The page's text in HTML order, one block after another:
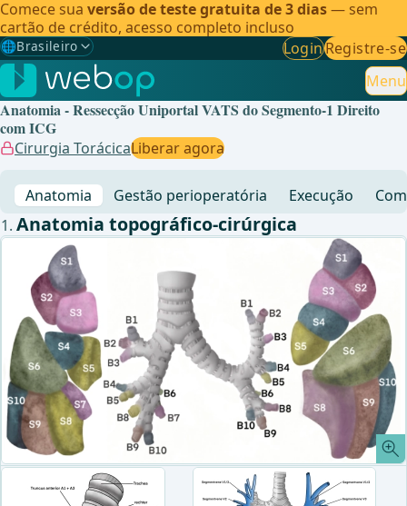
Comece sua versão de teste gratuita de 3 dias— sem
cartão de crédito, acesso completo incluso
🌐Brasileiro
Gewählte Sprache: Brasileiro
🇩🇪 Alemão
🇬🇧Inglês
🇪🇸Espanhol
🇧🇷Brasileiro ✓
LoginRegistre-se
Menu
Anatomia - Ressecção Uniportal VATS do Segmento-1 Direito
com ICG
Cirurgia TorácicaLiberar agora
Anatomia Gestão perioperatória Execução
Anatomia topográfico-cirúrgica